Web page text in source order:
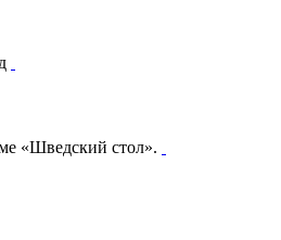
«Шведский стол».